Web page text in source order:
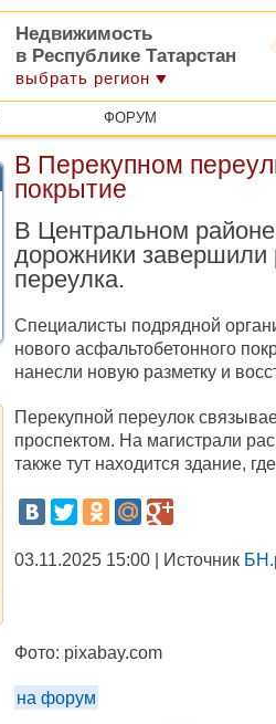
Недвижимость
в Республике Татарстан
выбрать регион
ФОРУМ
В Перекупном
покрытие
В Центральном
дорожники завершили
переулка.
Специалисты подрядной
нового асфальтобетонного
нанесли новую разметку и
Перекупной переулок
проспектом. На магистрали
также тут находится здание,
03.11.2025 15:00 | Источник
Фото: pixabay.com
на форум